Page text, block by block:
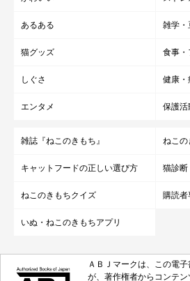
あるある 雑学
猫グッズ 食事・
しぐさ 健康・
エンタメ 保護活
雑誌『ねこのきもち』 ねこ
キャットフードの正しい選び方 猫診断
ねこのきもちクイズ 購読者
いぬ・ねこのきもちアプリ
ＡＢＪマークは、この電
が、著作権者からコンテ